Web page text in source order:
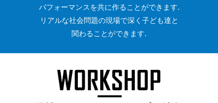
パフォーマンスを共に作ることができます.
リアルな社会問題の現場で深く子ども達と
関わることができます.